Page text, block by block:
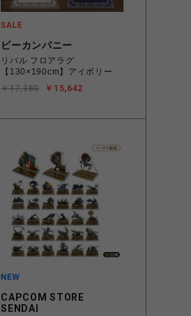
ビーカンパニー
リバル フロアラグ
【130×190cm】アイボリー
￥15,642
￥17,380
CAPCOM STORE
SENDAI